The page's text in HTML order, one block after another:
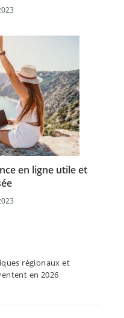
en ligne utile et
régionaux et
en 2026